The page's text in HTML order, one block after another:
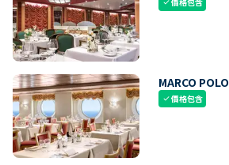
check
MARCO POLO
check價格包含